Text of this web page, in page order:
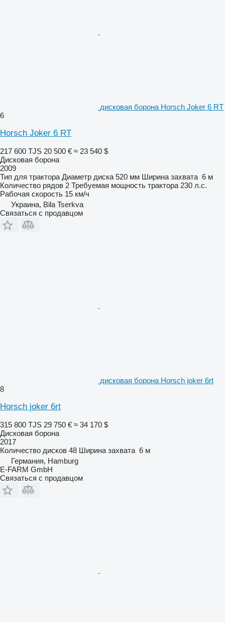
дисковая борона Horsch Joker 6 RT
6
Horsch Joker 6 RT
217 600 TJS 20 500 € ≈ 23 540 $
Дисковая борона
2009
Тип для трактора Диаметр диска 520 мм Ширина захвата 6 м
Количество рядов 2 Требуемая мощность трактора 230 л.с.
Рабочая скорость 15 км/ч
Украина, Bila Tserkva
Связаться с продавцом
дисковая борона Horsch joker 6rt
8
Horsch joker 6rt
315 800 TJS 29 750 € ≈ 34 170 $
Дисковая борона
2017
Количество дисков 48 Ширина захвата 6 м
Германия, Hamburg
E-FARM GmbH
Связаться с продавцом